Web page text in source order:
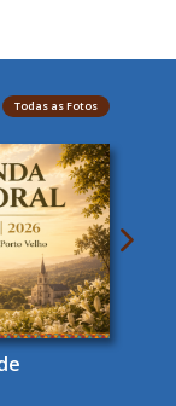
Todas as Fotos